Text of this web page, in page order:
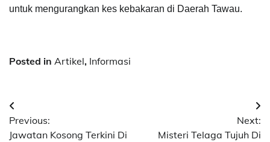
untuk mengurangkan kes kebakaran di Daerah Tawau.
Posted in Artikel, Informasi
Post
navigation
Previous:
Jawatan Kosong Terkini Di
Next:
Misteri Telaga Tujuh Di